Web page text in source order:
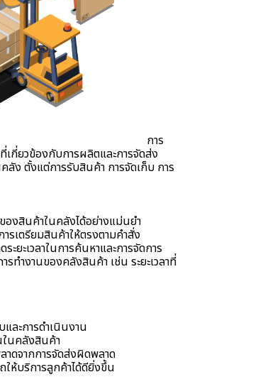
ารคลังสินค้า การ
เกี่ยวข้องกับการผลิตและการจัดส่ง
ลัง ตั้งแต่การรับสินค้า การจัดเก็บ การ
องสินค้าในคลังได้อย่างแม่นยำ
รเตรียมสินค้าให้ตรงตามคำสั่ง
ยะเวลาในการค้นหาและการจัดการ
รทำงานของคลังสินค้า เช่น ระยะเวลาที่
ละการดำเนินงาน
ในคลังสินค้า
าดจากการจัดส่งผิดพลาด
ห้บริการลูกค้าได้ดียิ่งขึ้น